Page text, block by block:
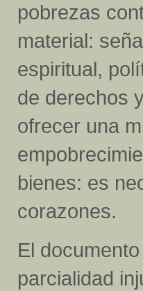
pobrezas
material:
espiritual,
de derechos
ofrecer una
bienes: es
corazones.
El
parcialidad